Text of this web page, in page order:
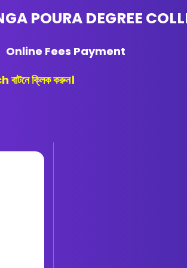
POURA DEGREE
Online Fees Payment
বাটনে ক্লিক করুন।